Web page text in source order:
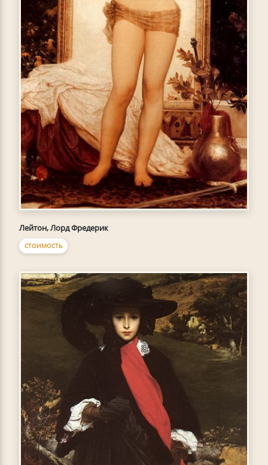
Лейтон, Лорд Фредерик
СТОИМОСТЬ